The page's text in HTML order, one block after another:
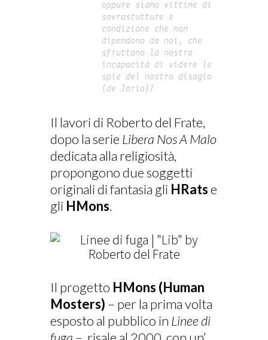
oppure siamo vittime di
sovrastutture e
condizione che non
dipendono da noi, che
sfruttano la nostra
incapacità di videre le
spie del nostro disagio
(de Jorio)?
Il lavori di Roberto del Frate,
dopo la serie Libera Nos A Malo
dedicata alla religiosità,
propongono due soggetti
originali di fantasia gli HRatse
gli HMons.
Il progetto HMons (Human
Mosters) – per la prima volta
esposto al pubblico in Linee di